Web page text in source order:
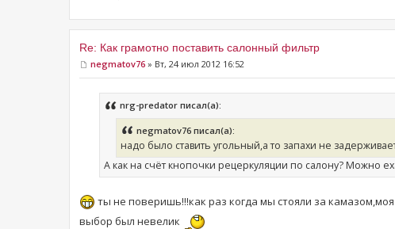
Re: Как грамотно поставить салонный фильтр
negmatov76 » Вт, 24 июл 2012 16:52
nrg-predator писал(а):
negmatov76 писал(а):
надо было ставить угольный,а то запахи не
А как на счёт кнопочки рецеркуляции по салону? Можно
ты не поверишь!!!как раз когда мы стояли за
выбор был невелик